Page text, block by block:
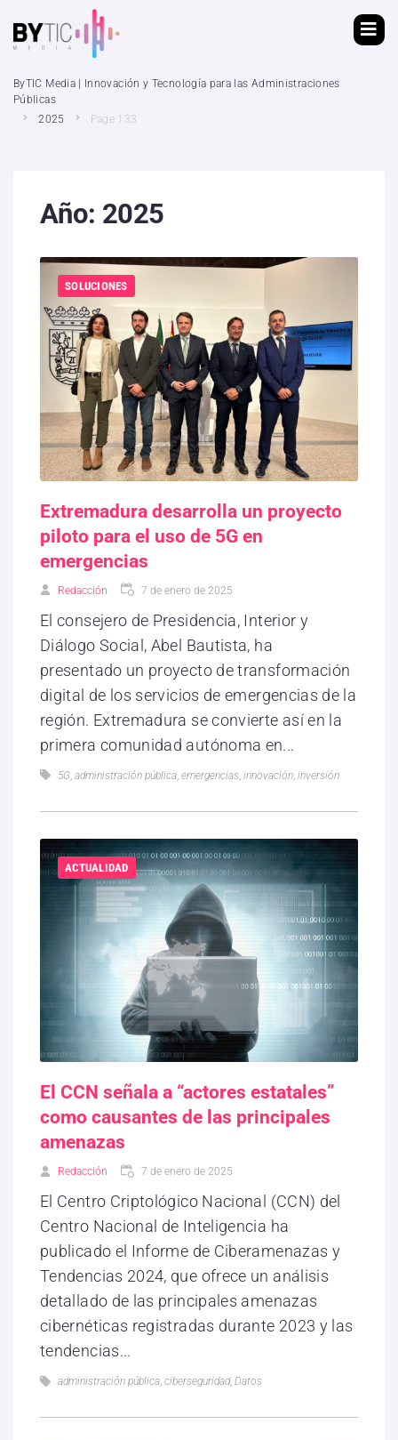
ByTIC Media | Innovación y Tecnología para las Administraciones
Públicas
2025
Page 133
Año: 2025
SOLUCIONES
Extremadura desarrolla un proyecto
piloto para el uso de 5G en
emergencias
Redacción 7 de enero de 2025
El consejero de Presidencia, Interior y
Diálogo Social, Abel Bautista, ha
presentado un proyecto de transformación
digital de los servicios de emergencias de la
región. Extremadura se convierte así en la
primera comunidad autónoma en...
5G administración pública emergencias innovación inversión
ACTUALIDAD
El CCN señala a “actores estatales”
como causantes de las principales
amenazas
Redacción 7 de enero de 2025
El Centro Criptológico Nacional (CCN) del
Centro Nacional de Inteligencia ha
publicado el Informe de Ciberamenazas y
Tendencias 2024, que ofrece un análisis
detallado de las principales amenazas
cibernéticas registradas durante 2023 y las
tendencias...
administración pública, ciberseguridad, Datos